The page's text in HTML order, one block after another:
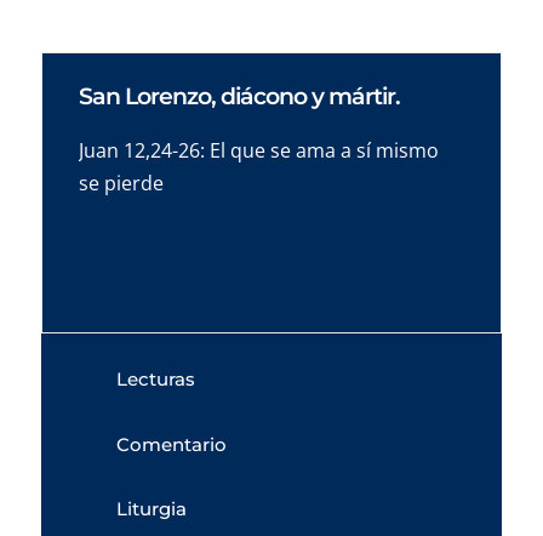
San Lorenzo, diácono y mártir.
Juan 12,24-26: El que se ama a sí mismo
se pierde
Lecturas
Comentario
Liturgia